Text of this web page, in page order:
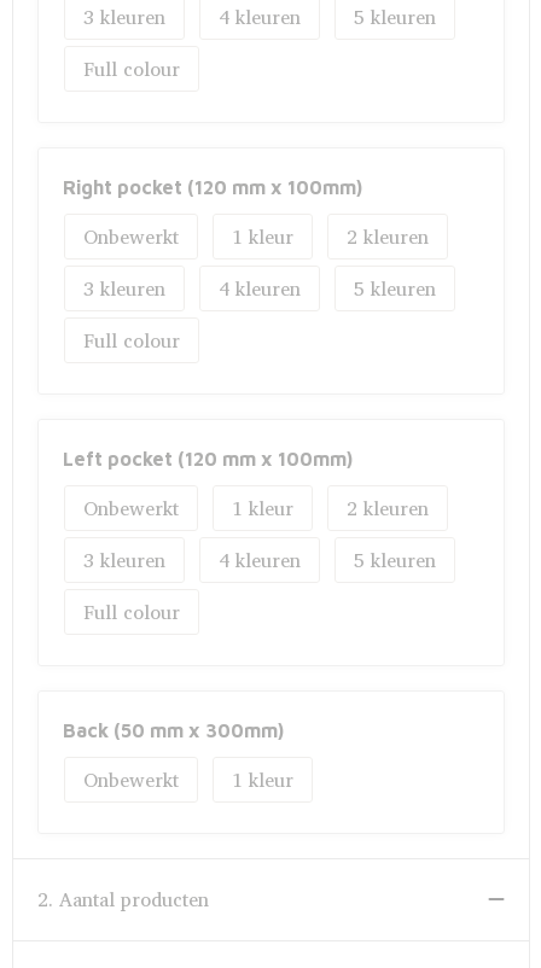
Fietstassen
Opbergtassen
Golftassen
Aktetassen
Trolleys
3
4
5
Full colour
Right pocket (120 mm x 100mm)
Onbewerkt 1
2
3
4
5
Full colour
Left pocket (120 mm x 100mm)
Onbewerkt 1
2
3
4
5
Full colour
Back (50 mm x 300mm)
Onbewerkt 1
2. Aantal producten